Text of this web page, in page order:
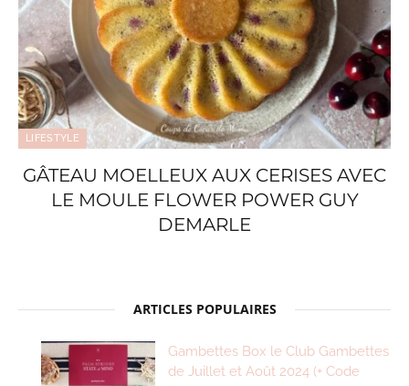
LIFESTYLE
GÂTEAU MOELLEUX AUX CERISES AVEC
LE MOULE FLOWER POWER GUY
DEMARLE
ARTICLES POPULAIRES
Gambettes Box le Club Gambettes
de Juillet et Août 2024 (+ Code